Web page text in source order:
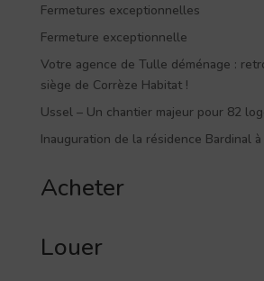
Fermetures exceptionnelles
Fermeture exceptionnelle
Votre agence de Tulle déménage :
siège de Corrèze Habitat !
Ussel – Un chantier majeur pour 82
Inauguration de la résidence Bardinal
Acheter
Louer